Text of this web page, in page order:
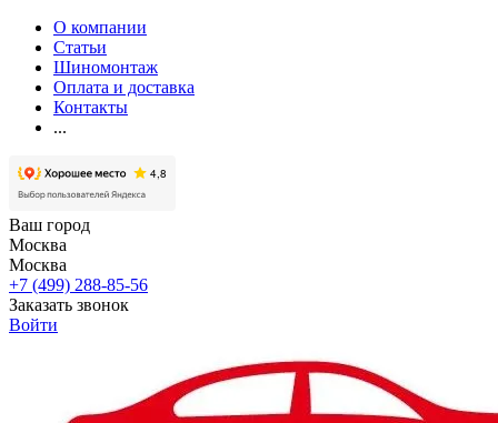
О компании
Статьи
Шиномонтаж
Оплата и доставка
Контакты
...
Ваш город
Москва
Москва
+7 (499) 288-85-56
Заказать звонок
Войти